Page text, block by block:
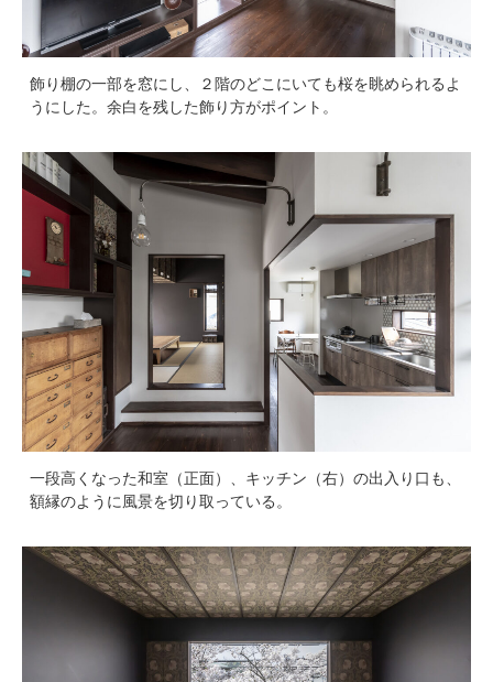
飾り棚の一部を窓にし、２階のどこにいても桜を眺められるよ
うにした。余白を残した飾り方がポイント。
一段高くなった和室（正面）、キッチン（右）の出入り口も、
額縁のように風景を切り取っている。